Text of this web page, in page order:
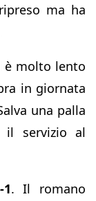
ma ha
è molto lento
in giornata
una palla
il servizio al
1. Il romano